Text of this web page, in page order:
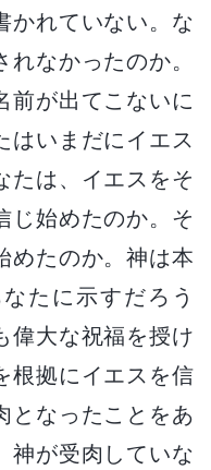
かれていない。な
なかったのか。
前が出てこないに
はいまだにイエス
たは、イエスをそ
じ始めたのか。そ
めたのか。神は本
たに示すだろう
偉大な祝福を授け
根拠にイエスを信
となったことをあ
神が受肉していな